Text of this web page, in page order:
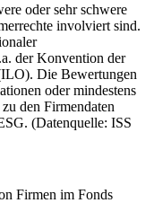
oder sehr schwere
involviert sind.
der Konvention der
Die Bewertungen
oder mindestens
den Firmendaten
(Datenquelle: ISS
Firmen im Fonds